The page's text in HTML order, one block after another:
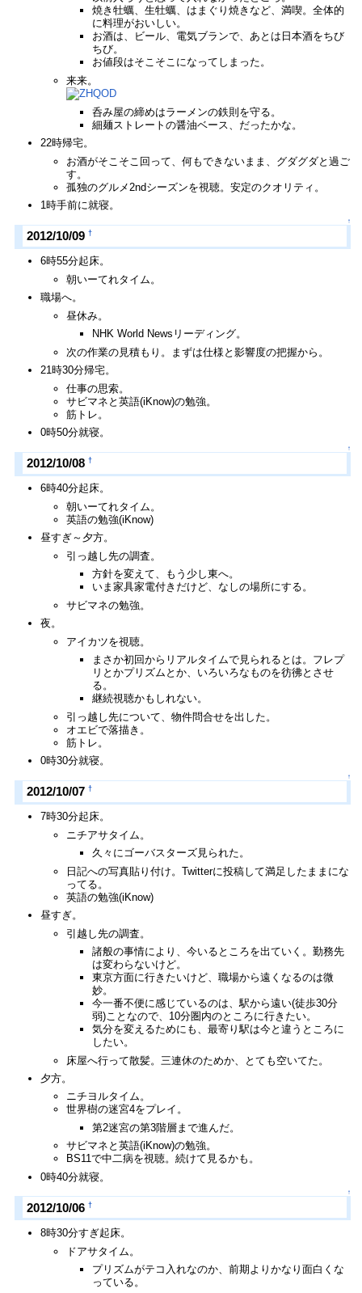
焼き牡蠣、生牡蠣、はまぐり焼きなど、満喫。全体的
に料理がおいしい。
お酒は、ビール、電気ブランで、あとは日本酒をちび
ちび。
お値段はそこそこになってしまった。
来来。
呑み屋の締めはラーメンの鉄則を守る。
細麺ストレートの醤油ベース、だったかな。
22時帰宅。
お酒がそこそこ回って、何もできないまま、グダグダと過ご
す。
孤独のグルメ2ndシーズンを視聴。安定のクオリティ。
1時手前に就寝。
↑
2012/10/09 †
6時55分起床。
朝いーてれタイム。
職場へ。
昼休み。
NHK World Newsリーディング。
次の作業の見積もり。まずは仕様と影響度の把握から。
21時30分帰宅。
仕事の思索。
サビマネと英語(iKnow)の勉強。
筋トレ。
0時50分就寝。
↑
2012/10/08 †
6時40分起床。
朝いーてれタイム。
英語の勉強(iKnow)
昼すぎ～夕方。
引っ越し先の調査。
方針を変えて、もう少し東へ。
いま家具家電付きだけど、なしの場所にする。
サビマネの勉強。
夜。
アイカツを視聴。
まさか初回からリアルタイムで見られるとは。フレプ
リとかプリズムとか、いろいろなものを彷彿とさせ
る。
継続視聴かもしれない。
引っ越し先について、物件問合せを出した。
オエビで落描き。
筋トレ。
0時30分就寝。
↑
2012/10/07 †
7時30分起床。
ニチアサタイム。
久々にゴーバスターズ見られた。
日記への写真貼り付け。Twitterに投稿して満足したままにな
ってる。
英語の勉強(iKnow)
昼すぎ。
引越し先の調査。
諸般の事情により、今いるところを出ていく。勤務先
は変わらないけど。
東京方面に行きたいけど、職場から遠くなるのは微
妙。
今一番不便に感じているのは、駅から遠い(徒歩30分
弱)ことなので、10分圏内のところに行きたい。
気分を変えるためにも、最寄り駅は今と違うところに
したい。
床屋へ行って散髪。三連休のためか、とても空いてた。
夕方。
ニチヨルタイム。
世界樹の迷宮4をプレイ。
第2迷宮の第3階層まで進んだ。
サビマネと英語(iKnow)の勉強。
BS11で中二病を視聴。続けて見るかも。
0時40分就寝。
↑
2012/10/06 †
8時30分すぎ起床。
ドアサタイム。
プリズムがテコ入れなのか、前期よりかなり面白くな
っている。